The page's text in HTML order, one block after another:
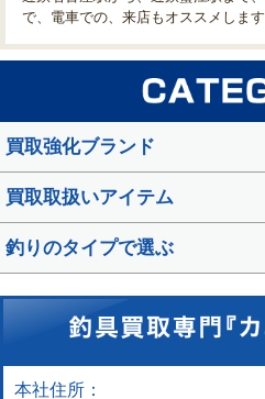
で、電車での、来店もオススメします
買取強化ブランド
買取取扱いアイテム
釣りのタイプで選ぶ
本社住所：